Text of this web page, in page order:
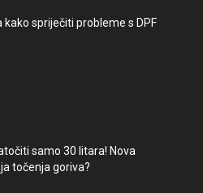
kako spriječiti probleme s DPF
samo 30 litara! Nova
točenja goriva?